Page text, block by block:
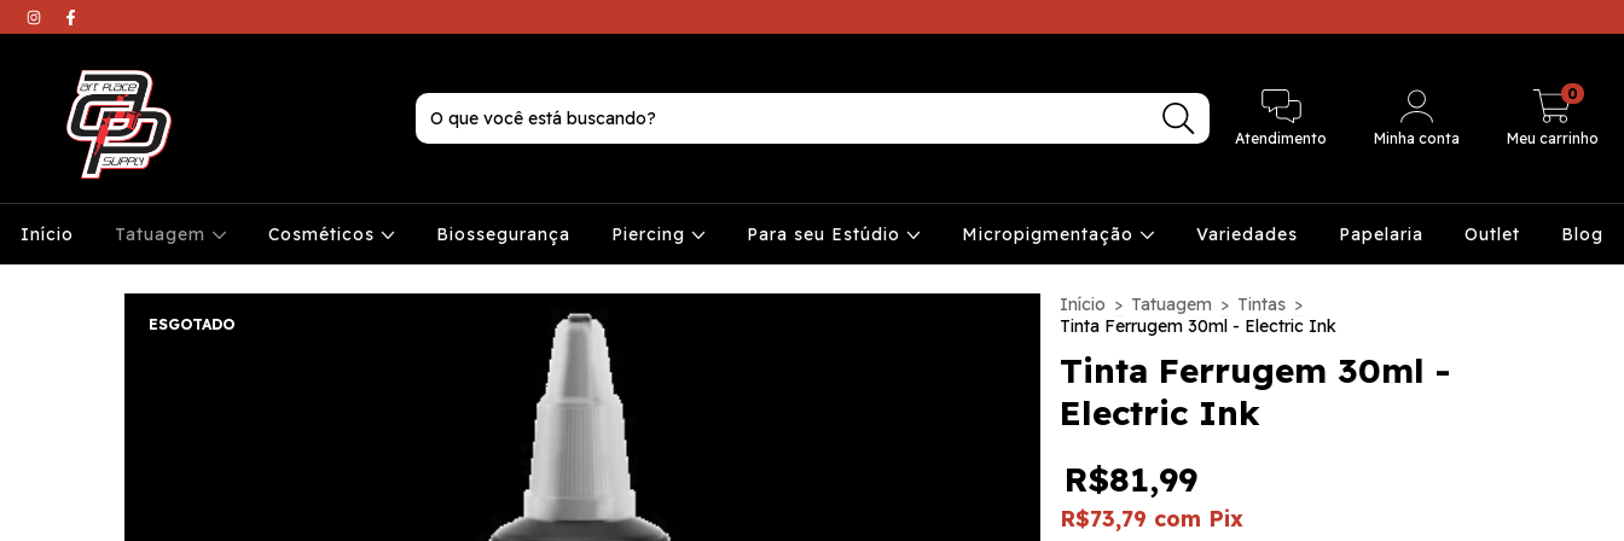
Atendimento Minha conta Meu carrinho
0
Início Tatuagem Cosméticos Biossegurança Piercing Para seu Estúdio Micropigmentação Variedades Papelaria Outlet Blog
ESGOTADO
Início > Tatuagem > Tintas >
Tinta Ferrugem 30ml - Electric Ink
Tinta Ferrugem 30ml -
Electric Ink
R$81,99
R$73,79 com Pix